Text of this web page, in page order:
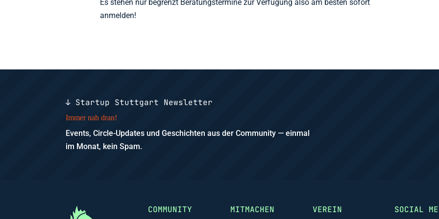
Es stehen nur begrenzt Beratungstermine zur Verfügung also am besten sofort
anmelden!
↓ Startup Stuttgart Newsletter
Immer nah dran!
Events, Circle-Updates und Geschichten aus der Community — einmal
im Monat, kein Spam.
COMMUNITY MITMACHEN VEREIN SOCIAL